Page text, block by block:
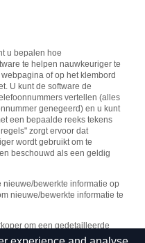
u bepalen hoe
te helpen nauwkeuriger te
of op het klembord
U kunt de software de
vertellen (alles
genegeerd) en u kunt
een bepaalde reeks tekens
zorgt ervoor dat
wordt gebruikt om te
beschouwd als een geldig
nieuwe/bewerkte informatie op
nieuwe/bewerkte informatie te
om een ​​gedetailleerde
standaard applicaties die